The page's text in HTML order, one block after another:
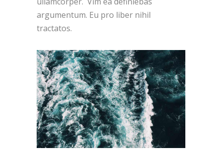
argumentum. Eu pro liber nihil
tractatos.